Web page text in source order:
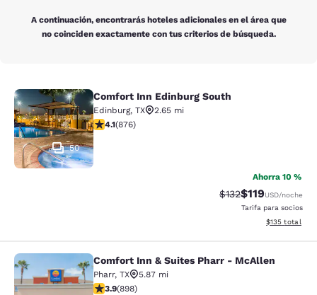
A continuación, encontrarás hoteles adicionales en el área que
no coinciden exactamente con tus criterios de búsqueda.
Comfort Inn Edinburg South
50
Comfort Inn Edinburg South
Edinburg, TX
2.65 mi
calificación de 4.12 estrellas. Muy bueno. 876 reseñas
4.1(876)
Ahorra 10 %
Precio tachado:
$132Precio con
$119USD/noche
Tarifa para socios
Ver detalles
$135 total
Comfort Inn & Suites Pharr -
Comfort Inn & Suites Pharr - McAllen
Pharr, TX
5.87 mi
calificación de 3.92 estrellas. Bueno. 898 reseñas
3.9(898)